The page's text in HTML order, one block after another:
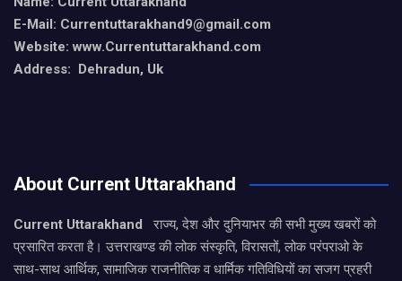
E-Mail: Currentuttarakhand9@gmail.com
Website: www.Currentuttarakhand.com
Address: Dehradun, Uk
About Current Uttarakhand
Current Uttarakhand
राज्य, देश और दुनियाभर की सभी मुख्य खबरों को
प्रसारित करता है। उत्तराखण्ड की लोक संस्कृति, विरासतों, लोक परंपराओ के
साथ-साथ आर्थिक, सामाजिक राजनीतिक व धार्मिक गतिविधियों का सजग प्रहरी